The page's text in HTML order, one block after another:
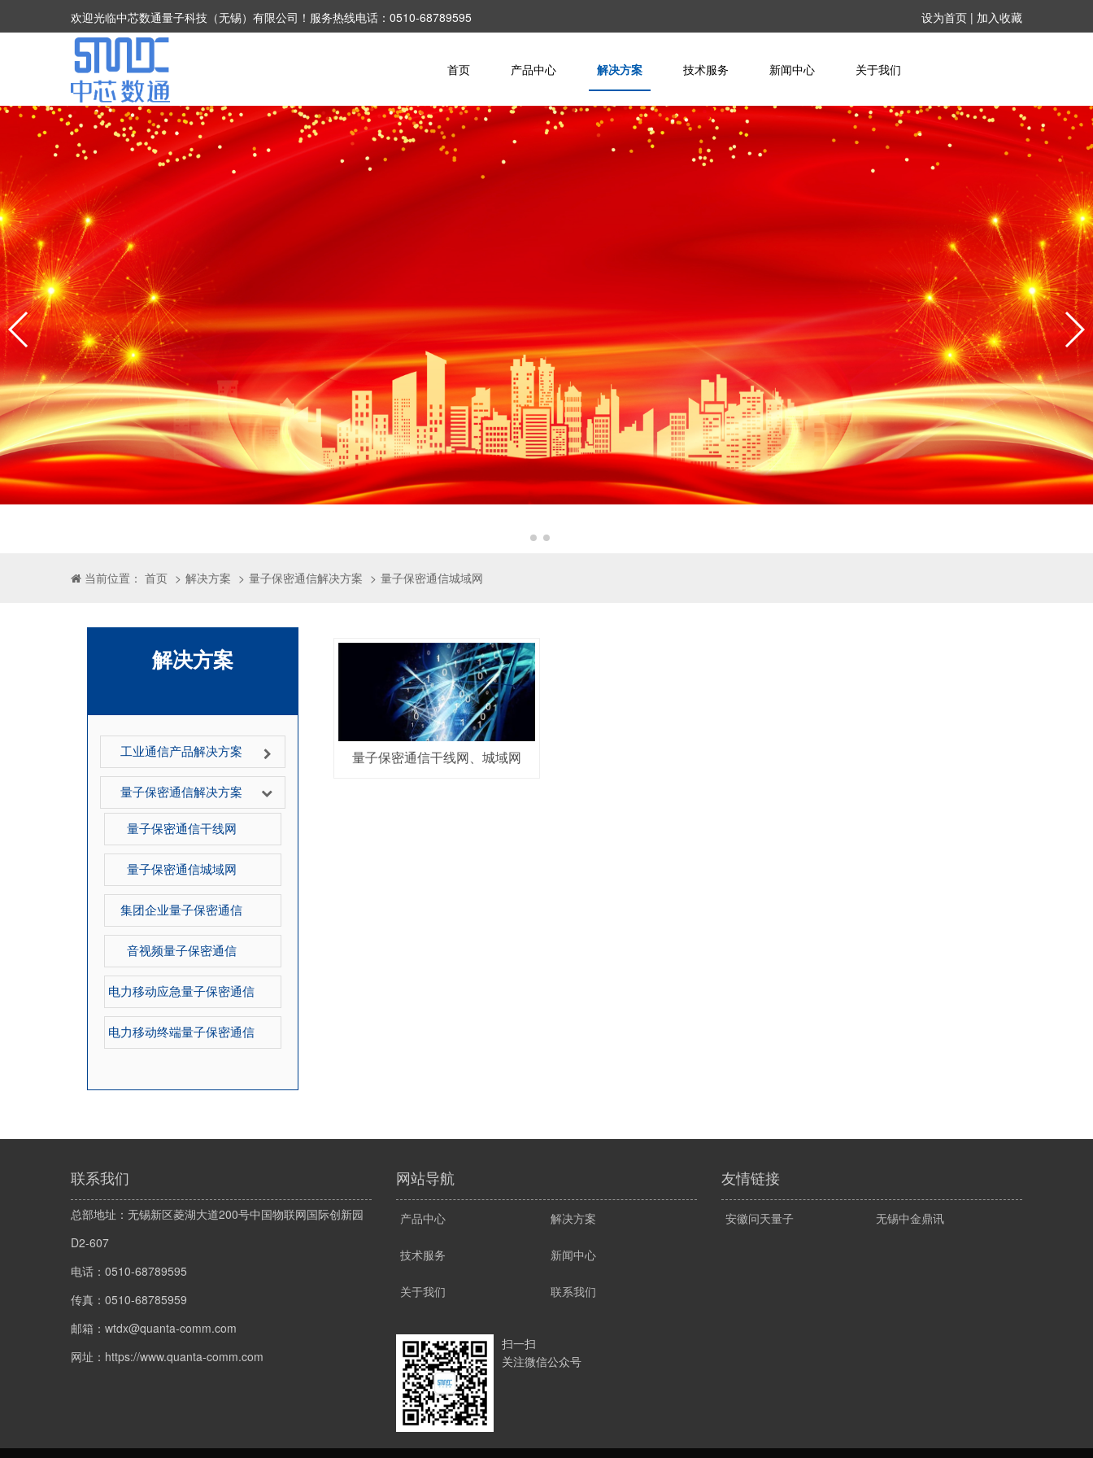
欢迎光临中芯数通量子科技（无锡）有限公司！服务热线电话：0510-68789595 设为首页 | 加入收藏
首页 产品中心 解决方案 技术服务 新闻中心 关于我们
当前位置： 首页 解决方案 量子保密通信解决方案 量子保密通信城域网
解决方案
工业通信产品解决方案
量子保密通信解决方案
量子保密通信干线网
量子保密通信城域网
集团企业量子保密通信
音视频量子保密通信
电力移动应急量子保密通信
电力移动终端量子保密通信
量子保密通信干线网、城域网
联系我们
总部地址：无锡新区菱湖大道200号中国物联网国际创新园
D2-607
电话：0510-68789595
传真：0510-68785959
邮箱：wtdx@quanta-comm.com
网址：https://www.quanta-comm.com
网站导航
产品中心 解决方案
技术服务 新闻中心
关于我们 联系我们
扫一扫
关注微信公众号
友情链接
安徽问天量子 无锡中金鼎讯